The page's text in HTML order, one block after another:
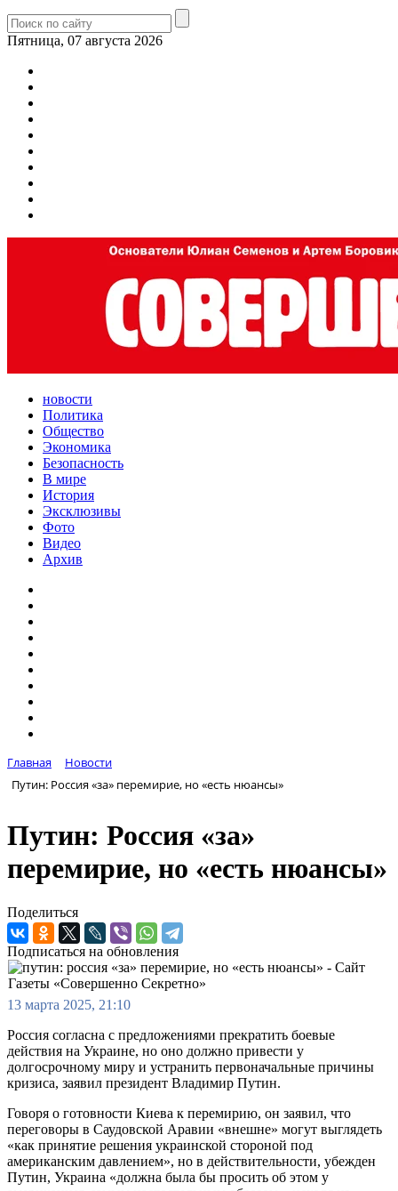
Пятница, 07 августа 2026
новости
Политика
Общество
Экономика
Безопасность
В мире
История
Эксклюзивы
Фото
Видео
Архив
Главная
Новости
Путин: Россия «за» перемирие, но «есть нюансы»
Путин: Россия «за»
перемирие, но «есть нюансы»
Поделиться
Подписаться на обновления
13 марта 2025, 21:10
Россия согласна с предложениями прекратить боевые
действия на Украине, но оно должно привести у
долгосрочному миру и устранить первоначальные причины
кризиса, заявил президент Владимир Путин.
Говоря о готовности Киева к перемирию, он заявил, что
переговоры в Саудовской Аравии «внешне» могут выглядеть
«как принятие решения украинской стороной под
американским давлением», но в действительности, убежден
Путин, Украина «должна была бы просить об этом у